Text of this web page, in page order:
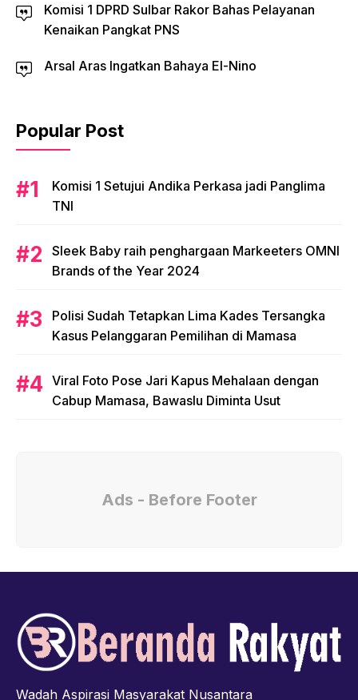
Komisi 1 DPRD Sulbar Rakor Bahas Pelayanan
Kenaikan Pangkat PNS
Arsal Aras Ingatkan Bahaya El-Nino
Popular Post
Komisi 1 Setujui Andika Perkasa jadi Panglima
TNI
Sleek Baby raih penghargaan Markeeters OMNI
Brands of the Year 2024
Polisi Sudah Tetapkan Lima Kades Tersangka
Kasus Pelanggaran Pemilihan di Mamasa
Viral Foto Pose Jari Kapus Mehalaan dengan
Cabup Mamasa, Bawaslu Diminta Usut
Ads - Before Footer
Wadah Aspirasi Masyarakat Nusantara